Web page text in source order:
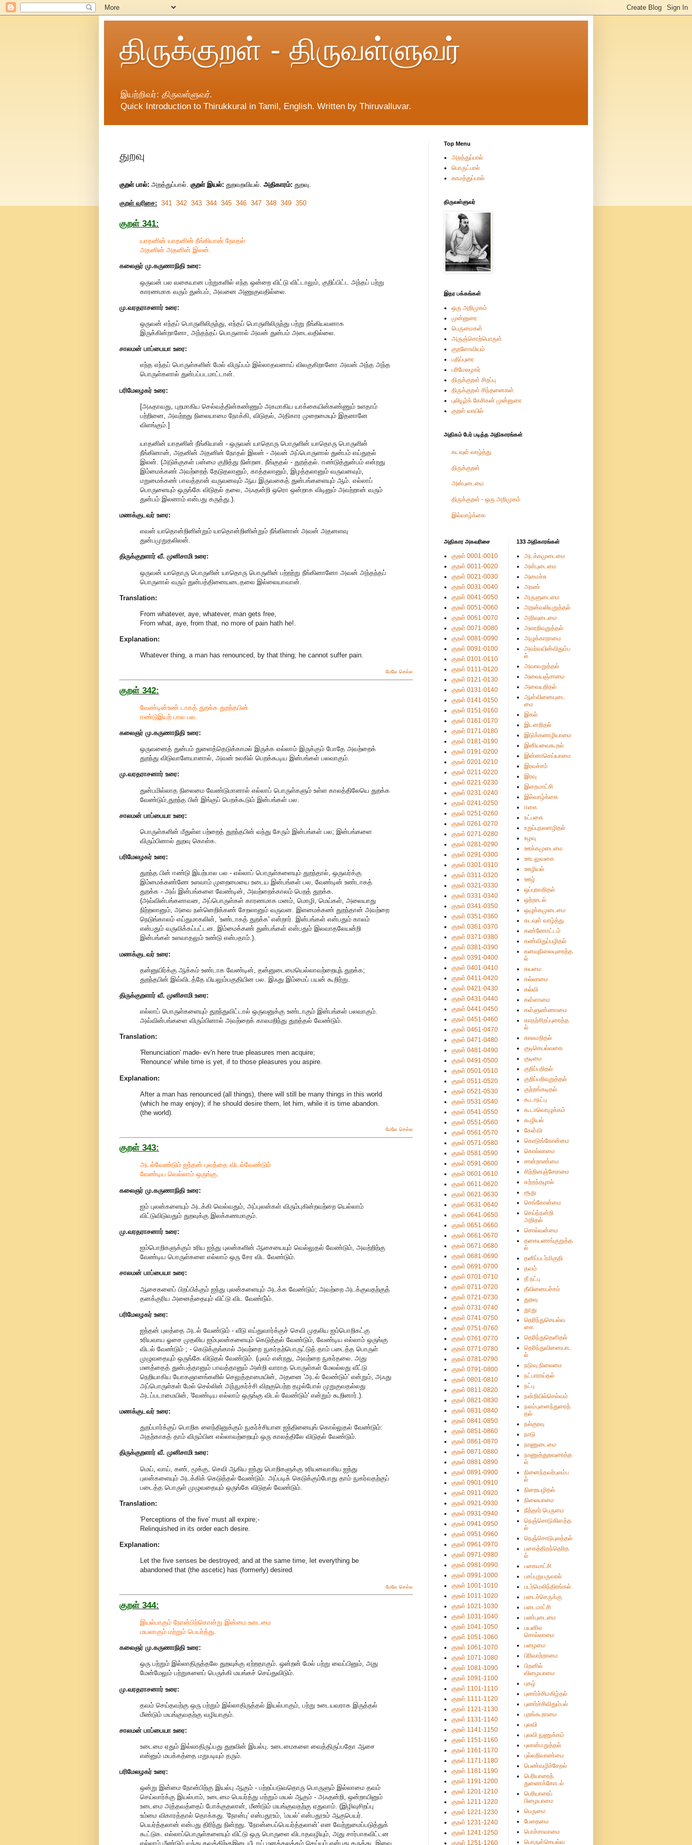
திருக்குறள் - திருவள்ளுவர்
இயற்றிவர்: திருவள்ளுவர்.
Quick Introduction to Thirukkural in Tamil, English. Written by Thiruvalluvar.
துறவு
குறள் பால்: அறத்துப்பால். குறள் இயல்: துறவறவியல். அதிகாரம்: துறவு.
குறள் வரிசை: 341 342 343 344 345 346 347 348 349 350
குறள் 341:
யாதனின் யாதனின் நீங்கியான் நோதல்
அதனின் அதனின் இலன்.
கலைஞர் மு.கருணாநிதி உரை:
ஒருவன் பல வகையான பற்றுகளில் எந்த ஒன்றை விட்டு விட்டாலும், குறிப்பிட்ட அந்தப் பற்று
காரணமாக வரும் துன்பம், அவனை அணுகுவதில்லை.
மு.வரதராசனார் உரை:
ஒருவன் எந்தப் பொருளிலிருந்து, எந்தப் பொருளிலிருந்து பற்று நீங்கியவனாக
இருக்கின்றானோ, அந்தந்தப் பொருளால் அவன் துன்பம் அடைவதில்லை.
சாலமன் பாப்பையா உரை:
எந்த எந்தப் பொருள்களின் மேல் விருப்பம் இல்லாதவனாய் விலகுகிறானோ அவன் அந்த அந்த
பொருள்களால் துன்பப்படமாட்டான்.
பரிமேலழகர் உரை:
[அஃதாவது, புறமாகிய செல்வத்தின்கண்ணும் அகமாகிய யாக்கையின்கண்ணும் உளதாம்
பற்றினை, அவற்றது நிலையாமை நோக்கி, விடுதல், அதிகார முறைமையும் இதனானே
விளங்கும்.]
யாதனின் யாதனின் நீங்கியான் - ஒருவன் யாதொரு பொருளின் யாதொரு பொருளின்
நீங்கினான், அதனின் அதனின் நோதல் இலன் - அவன் அப்பொருளால் துன்பம் எய்துதல்
இலன். (அடுக்குகள் பன்மை குறித்து நின்றன. நீங்குதல் - துறத்தல். ஈண்டுத்துன்பம் என்றது
இம்மைக்கண் அவற்றைத் தேடுதலானும், காத்தலானும், இழத்தலானும் வருவனவும்,
மறுமைக்கண் பாவத்தான் வருவனவும் ஆய இருவகைத் துன்பங்களையும் ஆம். எல்லாப்
பொருளையும் ஒருங்கே விடுதல் தலை, அஃதன்றி ஒரொ ஒன்றாக விடினும் அவற்றான் வரும்
துன்பம் இலனாம் என்பது கருத்து.).
மணக்குடவர் உரை:
எவன் யாதொன்றினின்றும் யாதொன்றினின்றும் நீங்கினான் அவன் அதனளவு
துன்பமுறுதலிலன்.
திருக்குறளார் வீ. முனிசாமி உரை:
ஒருவன் யாதொரு பொருளின் யாதொரு பொருளின் பற்றற்று நீங்கினானோ அவன் அந்தந்தப்
பொருளால் வரும் துன்பத்தினையடைதலை இல்லையாவான்.
Translation:
From whatever, aye, whatever, man gets free,
From what, aye, from that, no more of pain hath he!.
Explanation:
Whatever thing, a man has renounced, by that thing; he cannot suffer pain.
மேலே செல்ல
குறள் 342:
வேண்டின்உண் டாகத் துறக்க துறந்தபின்
ஈண்டுஇயற் பால பல.
கலைஞர் மு.கருணாநிதி உரை:
ஒருவனைத் துன்பம் துளைத்தெடுக்காமல் இருக்க எல்லாம் இருக்கும் போதே அவற்றைக்
துறந்து விடுவானேயானால், அவன் உலகில் பெறக்கூடிய இன்பங்கள் பலவாகும்.
மு.வரதராசனார் உரை:
துன்பமில்லாத நிலைமை வேண்டுமானால் எல்லாப் பொருள்களும் உள்ள காலத்திலேயெ துறக்க
வேண்டும்,துறந்த பின் இங்குப் பெறக்கூடும் இன்பங்கள் பல.
சாலமன் பாப்பையா உரை:
பொருள்களின் மீதுள்ள பற்றைத் துறந்தபின் வந்து சேரும் இன்பங்கள் பல; இன்பங்களை
விரும்பினால் துறவு கொள்க.
பரிமேலழகர் உரை:
துறந்த பின் ஈண்டு இயற்பால பல - எல்லாப் பொருள்களையும் துறந்தால், ஒருவர்க்கு
இம்மைக்கண்ணே உளவாம் முறைமையை உடைய இன்பங்கள் பல, வேண்டின் உண்டாகத்
துறக்க - அவ் இன்பங்களை வேண்டின், அவற்றைக்காலம் பெறத் துறக்க.
(அவ்வின்பங்களாவன, அப்பொருள்கள் காரணமாக மனம், மொழி, மெய்கள், அலையாது
நிற்றலானும், அவை நன்னெறிக்கண் சேறலானும் வருவன. இளமைக்கண் துறந்தான் அவற்றை
நெடுங்காலம் எய்துமாகலின், 'உண்டாகத் துறக்க' என்றார். இன்பங்கள் என்பதும் காலம்
என்பதும் வருவிக்கப்பட்டன. இம்மைக்கண் துன்பங்கள் என்பதும் இலவாதலேயன்றி
இன்பங்கள் உளவாதலும் உண்டு என்பதாம்.).
மணக்குடவர் உரை:
தன்னுயிர்க்கு ஆக்கம் உண்டாக வேண்டின், தன்னுடைமையெல்லாவற்றையுந் துறக்க;
துறந்தபின் இவ்விடத்தே யியலும்பகுதியின பல. இஃது இம்மைப் பயன் கூறிற்று.
திருக்குறளார் வீ. முனிசாமி உரை:
எல்லாப் பொருள்களையும் துறந்துவிட்டால் ஒருவனுக்கு உண்டாகும் இன்பங்கள் பலவாகும்.
அவ்வின்பங்களை விரும்பினால் அவற்றைக் காலமறிந்து துறத்தல் வேண்டும்.
Translation:
'Renunciation' made- ev'n here true pleasures men acquire;
'Renounce' while time is yet, if to those pleasures you aspire.
Explanation:
After a man has renounced (all things), there will still be many things in this world
(which he may enjoy); if he should desire them, let him, while it is time abandon.
(the world)
மேலே செல்ல
குறள் 343:
அடல்வேண்டும் ஐந்தன் புலத்தை விடல்வேண்டும்
வேண்டிய வெல்லாம் ஒருங்கு.
கலைஞர் மு.கருணாநிதி உரை:
ஐம் புலன்களையும் அடக்கி வெல்வதும், அப்புலன்கள் விரும்புகின்றவற்றை யெல்லாம்
விட்டுவிடுவதும் துறவுக்கு இலக்கணமாகும்.
மு.வரதராசனார் உரை:
ஐம்பொறிகளுக்கும் உரிய ஐந்து புலன்களின் ஆசையையும் வெல்லுதல் வேண்டும், அவற்றிற்கு
வேண்டிய பொருள்களை எல்லாம் ஒரு சேர விட வேண்டும்.
சாலமன் பாப்பையா உரை:
ஆசைகளைப் பிறப்பிக்கும் ஐந்து புலன்களையும் அடக்க வேண்டும்; அவற்றை அடக்குவதற்குத்
தனக்குரிய அனைத்தையும் விட்டு விட வேண்டு்ம்.
பரிமேலழகர் உரை:
ஐந்தன் புலத்தை அடல் வேண்டும் - வீடு எய்துவார்க்குச் செவி முதலிய ஐம்பொறிகட்கு
உரியவாய ஓசை முதலிய ஐம்புலன்களையும் கெடுத்தல் வேண்டும், வேண்டிய எல்லாம் ஒருங்கு
விடல் வேண்டும் ; - கெடுக்குங்கால் அவற்றை நுகர்தற்பொருட்டுத் தாம் படைத்த பொருள்
முழுவதையும் ஒருங்கே விடுதல் வேண்டும். (புலம் என்றது, அவற்றை நுகர்தலை. அது
மனத்தைத் துன்பத்தானும் பாவத்தானும் அன்றி வாராத பொருள்கள் மேலல்லது வீட்டு
நெறியாகிய யோகஞானங்களில் செலுத்தாமையின், அதனை 'அடல் வேண்டும்' என்றும், அஃது
அப்பொருள்கள் மேல் செல்லின் அந்நுகர்ச்சி விறகுபெற்ற தழல்போல் முறுகுவதல்லது
அடப்படாமையின், 'வேண்டிய எல்லாம் ஒருங்கு விடல் வேண்டும்' என்றும் கூறினார்.).
மணக்குடவர் உரை:
துறப்பார்க்குப் பொறிக ளைந்தினுக்கும் நுகர்ச்சியான ஐந்தினையுங் கொல்லுதல் வேண்டும்:
அதற்காகத் தாம் விரும்பின எல்லாவற்றையும் ஒரு காலத்திலே விடுதல் வேண்டும்.
திருக்குறளார் வீ. முனிசாமி உரை:
மெய், வாய், கண், மூக்கு, செவி ஆகிய ஐந்து பொறிகளுக்கு உரியனவாகிய ஐந்து
புலன்களையும் அடக்கிக் கெடுத்தல் வேண்டும். அப்படிக் கெடுக்கும்போது தாம் நுகர்வதற்குப்
படைத்த பொருள் முழுவதையும் ஒருங்கே விடுதல் வேண்டும்.
Translation:
'Perceptions of the five' must all expire;-
Relinquished in its order each desire.
Explanation:
Let the five senses be destroyed; and at the same time, let everything be
abandoned that (the ascetic) has (formerly) desired.
மேலே செல்ல
குறள் 344:
இயல்பாகும் நோன்பிற்கொன்று இன்மை உடைமை
மயலாகும் மற்றும் பெயர்த்து.
கலைஞர் மு.கருணாநிதி உரை:
ஒரு பற்றும் இல்லாதிருத்தலே துறவுக்கு ஏற்றதாகும். ஒன்றன் மேல் பற்று வைப்பினும், அது
மேன்மேலும் பற்றுகளைப் பெருக்கி மயங்கச் செய்துவிடும்.
மு.வரதராசனார் உரை:
தவம் செய்தவற்கு ஒரு பற்றும் இல்லாதிருத்தல் இயல்பாகும், பற்று உடையவராக இருத்தல்
மீண்டும் மயங்குவதற்கு வழியாகும்.
சாலமன் பாப்பையா உரை:
உடைமை ஏதும் இல்லாதிருப்பது துறவின் இயல்பு. உடைமைகளை வைத்திருப்பதோ ஆசை
என்னும் மயக்கத்தை மறுபடியும் தரும்.
பரிமேலழகர் உரை:
ஒன்று இன்மை நோன்பிற்கு இயல்பு ஆகும் - பற்றப்படுவதொரு பொருளும் இல்லாமை தவம்
செய்வார்க்கு இயல்பாம், உடைமை பெயர்த்து மற்றும் மயல் ஆகும் - அஃதன்றி, ஒன்றாயினும்
உடைமை அத்தவத்தைப் போக்குதலான், மீண்டும் மயங்குவதற்கு ஏதுவாம். (இழிவுசிறப்பு
உம்மை விகாரத்தால் தொக்கது. 'நோன்பு' என்பதூஉம், 'மயல்' என்பதூஉம் ஆகுபெயர்.
பெயர்த்தலான் என்பது திரிந்து நின்றது. 'நோன்பைப்பெயர்த்தலான்' என வேற்றுமைப்படுத்துக்
கூட்டுக. எல்லாப்பொருள்களையும் விட்டு ஒரு பொருளை விடாதவழியும், அது சார்பாகவிட்டன
எல்லாம் மீண்டும் வந்து தவத்திற்குஇடையீடாய் மனக்கலக்கம் செய்யும் என்பது கருத்து. இவை
Top Menu
அறத்துப்பால்
பொருட்பால்
காமத்துப்பால்
திருவள்ளுவர்
இதர பக்கங்கள்
ஒரு அறிமுகம்
முன்னுரை
பெருமைகள்
அருஞ்சொற்பொருள்
குறளோவியம்
பதிப்புரை
பரிமேலழகர்
திருக்குறள் சிறப்பு
திருக்குறள் சிந்தனைகள்
புலியூர்க் கேசிகன் முன்னுரை
குறள் வாயில்
அதிகம் பேர் படித்த அதிகாரங்கள்
கடவுள் வாழ்த்து
திருக்குறள்
அன்புடைமை
திருக்குறள் - ஒரு அறிமுகம்
இல்வாழ்க்கை
அதிகார அகவரிசை
குறள் 0001-0010
குறள் 0011-0020
குறள் 0021-0030
குறள் 0031-0040
குறள் 0041-0050
குறள் 0051-0060
குறள் 0061-0070
குறள் 0071-0080
குறள் 0081-0090
குறள் 0091-0100
குறள் 0101-0110
குறள் 0111-0120
குறள் 0121-0130
குறள் 0131-0140
குறள் 0141-0150
குறள் 0151-0160
குறள் 0161-0170
குறள் 0171-0180
குறள் 0181-0190
குறள் 0191-0200
குறள் 0201-0210
குறள் 0211-0220
குறள் 0221-0230
குறள் 0231-0240
குறள் 0241-0250
குறள் 0251-0260
குறள் 0261-0270
குறள் 0271-0280
குறள் 0281-0290
குறள் 0291-0300
குறள் 0301-0310
குறள் 0311-0320
குறள் 0321-0330
குறள் 0331-0340
குறள் 0341-0350
குறள் 0351-0360
குறள் 0361-0370
குறள் 0371-0380
குறள் 0381-0390
குறள் 0391-0400
குறள் 0401-0410
குறள் 0411-0420
குறள் 0421-0430
குறள் 0431-0440
குறள் 0441-0450
குறள் 0451-0460
குறள் 0461-0470
குறள் 0471-0480
குறள் 0481-0490
குறள் 0491-0500
குறள் 0501-0510
குறள் 0511-0520
குறள் 0521-0530
குறள் 0531-0540
குறள் 0541-0550
குறள் 0551-0560
குறள் 0561-0570
குறள் 0571-0580
குறள் 0581-0590
குறள் 0591-0600
குறள் 0601-0610
குறள் 0611-0620
குறள் 0621-0630
குறள் 0631-0640
குறள் 0641-0650
குறள் 0651-0660
குறள் 0661-0670
குறள் 0671-0680
குறள் 0681-0690
குறள் 0691-0700
குறள் 0701-0710
குறள் 0711-0720
குறள் 0721-0730
குறள் 0731-0740
குறள் 0741-0750
குறள் 0751-0760
குறள் 0761-0770
குறள் 0771-0780
குறள் 0781-0790
குறள் 0791-0800
குறள் 0801-0810
குறள் 0811-0820
குறள் 0821-0830
குறள் 0831-0840
குறள் 0841-0850
குறள் 0851-0860
குறள் 0861-0870
குறள் 0871-0880
குறள் 0881-0890
குறள் 0891-0900
குறள் 0901-0910
குறள் 0911-0920
குறள் 0921-0930
குறள் 0931-0940
குறள் 0941-0950
குறள் 0951-0960
குறள் 0961-0970
குறள் 0971-0980
குறள் 0981-0990
குறள் 0991-1000
குறள் 1001-1010
குறள் 1011-1020
குறள் 1021-1030
குறள் 1031-1040
குறள் 1041-1050
குறள் 1051-1060
குறள் 1061-1070
குறள் 1071-1080
குறள் 1081-1090
குறள் 1091-1100
குறள் 1101-1110
குறள் 1111-1120
குறள் 1121-1130
குறள் 1131-1140
குறள் 1141-1150
குறள் 1151-1160
குறள் 1161-1170
குறள் 1171-1180
குறள் 1181-1190
குறள் 1191-1200
குறள் 1201-1210
குறள் 1211-1220
குறள் 1221-1230
குறள் 1231-1240
குறள் 1241-1250
குறள் 1251-1260
133 அதிகாரங்கள்
அடக்கமுடைமை
அன்புடைமை
அமைச்சு
அரண்
அருளுடைமை
அறன்வலியுறுத்தல்
அறிவுடைமை
அலரறிவுறுத்தல்
அழுக்காறாமை
அவர்வயின்விதும்ப
ல்
அவாவறுத்தல்
அவையஞ்சாமை
அவையறிதல்
ஆள்வினையுடை
மை
இகல்
இடனறிதல்
இடுக்கணழியாமை
இனியவைகூறல்
இன்னாசெய்யாமை
இரவச்சம்
இரவு
இறைமாட்சி
இல்வாழ்க்கை
ஈகை
உட்பகை
உறுப்புநலனழிதல்
உழவு
ஊக்கமுடைமை
ஊடலுவகை
ஊழியல்
ஊழ்
ஒப்புரவறிதல்
ஒற்றாடல்
ஒழுக்கமுடைமை
கடவுள் வாழ்த்து
கண்ணோட்டம்
கண்விதுப்பழிதல்
கனவுநிலையுரைத்த
ல்
கயமை
கல்லாமை
கல்வி
கள்ளாமை
கள்ளுண்ணாமை
காதற்சிறப்புரைத்த
ல்
காலமறிதல்
குடிசெயல்வகை
குடிமை
குறிப்பறிதல்
குறிப்பறிவுறுத்தல்
குற்றங்கடிதல்
கூடாநட்பு
கூடாவொழுக்கம்
கூழியல்
கேள்வி
கொடுங்கோன்மை
கொல்லாமை
சான்றாண்மை
சிற்றினஞ்சேராமை
சுற்றந்தழால்
சூது
செங்கோன்மை
செய்ந்நன்றி
அறிதல்
சொல்வன்மை
தகையணங்குறுத்த
ல்
தனிப்படர்மிகுதி
தவம்
தீ நட்பு
தீவினையச்சம்
துறவு
தூது
தெரிந்துசெயல்வ
கை
தெரிந்துதெளிதல்
தெரிந்துவினையாட
ல்
நடுவு நிலைமை
நட்பாராய்தல்
நட்பு
நன்றியில்செல்வம்
நலம்புனைந்துரைத்
தல்
நல்குரவு
நாடு
நாணுடைமை
நாணுத்துறவுரைத்த
ல்
நினைந்தவர்புலம்ப
ல்
நிறையழிதல்
நிலையாமை
நீத்தார் பெருமை
நெஞ்சொடுகிளத்த
ல்
நெஞ்சொடுபுலத்தல்
பகைத்திறந்தெரித
ல்
பகைமாட்சி
பசப்புறுபருவரல்
படர்மெலிந்திரங்கல்
படைச்செருக்கு
படைமாட்சி
பண்புடைமை
பயனில
சொல்லாமை
பழைமை
பிரிவாற்றாமை
பிறனில்
விழையாமை
புகழ்
புணர்ச்சிமகிழ்தல்
புணர்ச்சிவிதும்பல்
புறங்கூறாமை
புலவி
புலவி நுணுக்கம்
புலான்மறுத்தல்
புல்லறிவாண்மை
பெண்வழிச்சேறல்
பெரியாரைத்
துணைக்கோடல்
பெரியாரைப்
பிழையாமை
பெருமை
பேதைமை
பொச்சாவாமை
பொருள்செயல்வ